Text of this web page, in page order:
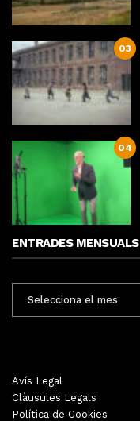
03
04
ENTRADES MENSUALS
MENSUALS
Avís Legal
Clàusules Legals
Política de Cookies